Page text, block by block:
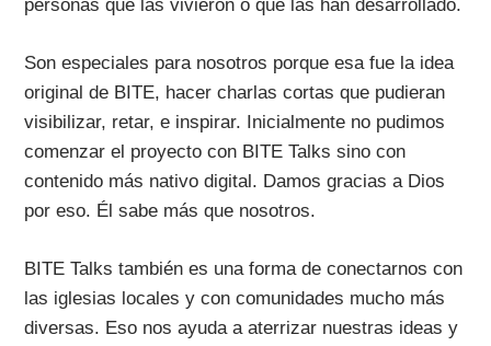
personas que las vivieron o que las han desarrollado.
Son especiales para nosotros porque esa fue la idea
original de BITE, hacer charlas cortas que pudieran
visibilizar, retar, e inspirar. Inicialmente no pudimos
comenzar el proyecto con BITE Talks sino con
contenido más nativo digital. Damos gracias a Dios
por eso. Él sabe más que nosotros.
BITE Talks también es una forma de conectarnos con
las iglesias locales y con comunidades mucho más
diversas. Eso nos ayuda a aterrizar nuestras ideas y